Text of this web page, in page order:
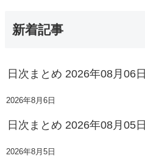
新着記事
日次まとめ 2026年08月06日
2026年8月6日
日次まとめ 2026年08月05日
2026年8月5日